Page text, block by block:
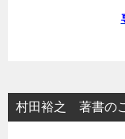
村田裕之 著書の